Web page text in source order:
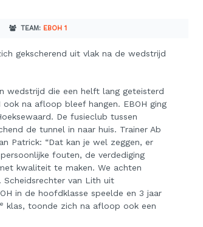
TEAM: EBOH 1
gekscherend uit vlak na de wedstrijd
wedstrijd die een helft lang geteisterd
na afloop bleef hangen. EBOH ging
De fusieclub tussen
de tunnel in naar huis. Trainer Ab
Patrick: “Dat kan je wel zeggen, er
fouten, de verdediging
kwaliteit te maken. We achten
Scheidsrechter van Lith uit
in de hoofdklasse speelde en 3 jaar
klas, toonde zich na afloop ook een